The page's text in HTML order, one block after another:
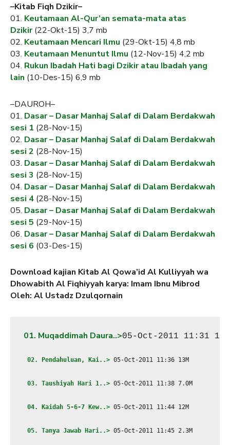
–Kitab Fiqh Dzikir–
01. Keutamaan Al-Qur’an semata-mata atas
Dzikir(22-Okt-15) 3,7 mb
02. Keutamaan Mencari Ilmu (29-Okt-15) 4,8 mb
03. Keutamaan Menuntut Ilmu (12-Nov-15) 4,2 mb
04. Rukun Ibadah Hati bagi Dzikir atau Ibadah yang
lain (10-Des-15) 6,9 mb
–DAUROH–
01. Dasar – Dasar Manhaj Salaf di Dalam Berdakwah
sesi 1 (28-Nov-15)
02. Dasar – Dasar Manhaj Salaf di Dalam Berdakwah
sesi 2 (28-Nov-15)
03. Dasar – Dasar Manhaj Salaf di Dalam Berdakwah
sesi 3 (28-Nov-15)
04. Dasar – Dasar Manhaj Salaf di Dalam Berdakwah
sesi 4 (28-Nov-15)
05. Dasar – Dasar Manhaj Salaf di Dalam Berdakwah
sesi 5 (29-Nov-15)
06. Dasar – Dasar Manhaj Salaf di Dalam Berdakwah
sesi 6 (03-Des-15)
Download kajian Kitab Al Qowa’id Al Kulliyyah wa
Dhowabith Al Fiqhiyyah karya: Imam Ibnu Mibrod
Oleh: Al Ustadz Dzulqornain
01. Muqaddimah Daura..>05-Oct-2011 11:31 11M
02. Pendahuluan, Kai..> 05-Oct-2011 11:36 13M
03. Taushiyah Hari 1..> 05-Oct-2011 11:38 7.0M
04. Kaidah 5-6-7 Kew..> 05-Oct-2011 11:44 12M
05. Tanya Jawab Hari..> 05-Oct-2011 11:45 2.3M